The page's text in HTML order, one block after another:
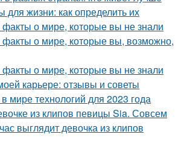
для жизни: как определить их
о мире, которые вы не знали
о мире, которые вы, возможно,
о мире, которые вы не знали
карьере: отзывы и советы
мире технологий для 2023 года
из клипов певицы Sia. Совсем
выглядит девочка из клипов